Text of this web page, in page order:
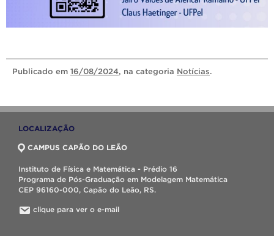
Publicado em 16/08/2024, na categoria Notícias.
LOCALIZAÇÃO
CAMPUS CAPÃO DO LEÃO
Instituto de Física e Matemática - Prédio 16
Programa de Pós-Graduação em Modelagem Matemática
CEP 96160-000, Capão do Leão, RS.
clique para ver o e-mail